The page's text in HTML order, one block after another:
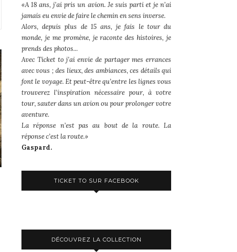
«A 18 ans, j’ai pris un avion. Je suis parti et je n’ai
jamais eu envie de faire le chemin en sens inverse.
Alors, depuis plus de 15 ans, je fais le tour du
monde, je me promène, je raconte des histoires, je
prends des photos...
Avec Ticket to j’ai envie de partager mes errances
avec vous ; des lieux, des ambiances, ces détails qui
font le voyage. Et peut-être qu’entre les lignes vous
trouverez l’inspiration nécessaire pour, à votre
tour, sauter dans un avion ou pour prolonger votre
aventure.
La réponse n’est pas au bout de la route. La
réponse c’est la route.»
Gaspard.
TICKET TO SUR FACEBOOK
DÉCOUVREZ LA COLLECTION